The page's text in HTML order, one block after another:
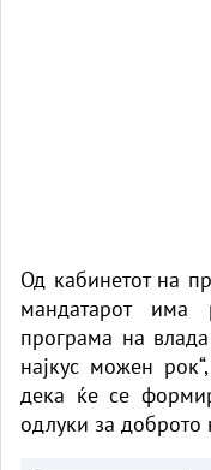
Од кабинетот на
мандатарот
програма на
најкус можен
дека ќе се
одлуки за доброто